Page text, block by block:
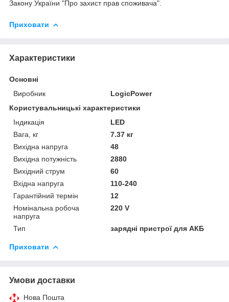
Закону України "Про захист прав споживача".
Приховати
Характеристики
Основні
Виробник
LogicPower
Користувальницькі характеристики
Індикація
LED
Вага, кг
7.37 кг
Вихідна напруга
48
Вихідна потужність
2880
Вихідний струм
60
Вхідна напруга
110-240
Гарантійний термін
12
Номінальна робоча
напруга
220 V
Тип зарядні пристрої для АКБ
Приховати
Умови доставки
Нова Пошта